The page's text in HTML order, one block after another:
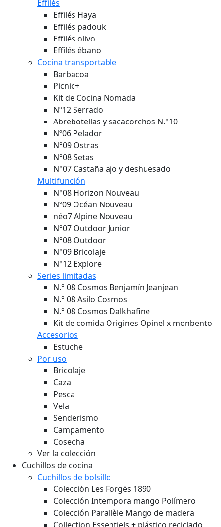
Effilés
Effilés Haya
Effilés padouk
Effilés olivo
Effilés ébano
Cocina transportable
Barbacoa
Picnic+
Kit de Cocina Nomada
Nº12 Serrado
Abrebotellas y sacacorchos N.°10
Nº06 Pelador
N°09 Ostras
N°08 Setas
N°07 Castaña ajo y deshuesado
Multifunción
N°08 Horizon Nouveau
Nº09 Océan Nouveau
néo7 Alpine Nouveau
N°07 Outdoor Junior
N°08 Outdoor
N°09 Bricolaje
N°12 Explore
Series limitadas
N.° 08 Cosmos Benjamín Jeanjean
N.° 08 Asilo Cosmos
N.° 08 Cosmos Dalkhafine
Kit de comida Origines Opinel x monbento
Accesorios
Estuche
Por uso
Bricolaje
Caza
Pesca
Vela
Senderismo
Campamento
Cosecha
Ver la colección
Cuchillos de cocina
Cuchillos de bolsillo
Colección Les Forgés 1890
Colección Intempora mango Polímero
Colección Parallèle Mango de madera
Collection Essentiels + plástico reciclado